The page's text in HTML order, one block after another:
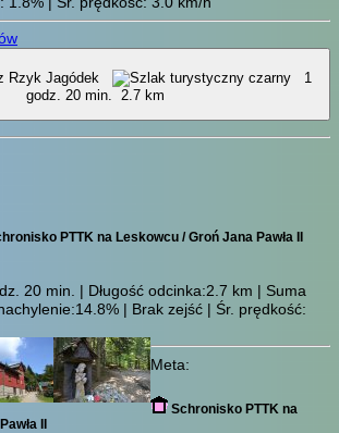
Jagódek
1
godz. 20 min.
2.7 km
PTTK na Leskowcu / Groń Jana Pawła II
20 min. | Długość odcinka:2.7 km | Suma
| Brak zejść | Śr. prędkość:
Meta:
Schronisko PTTK na
II